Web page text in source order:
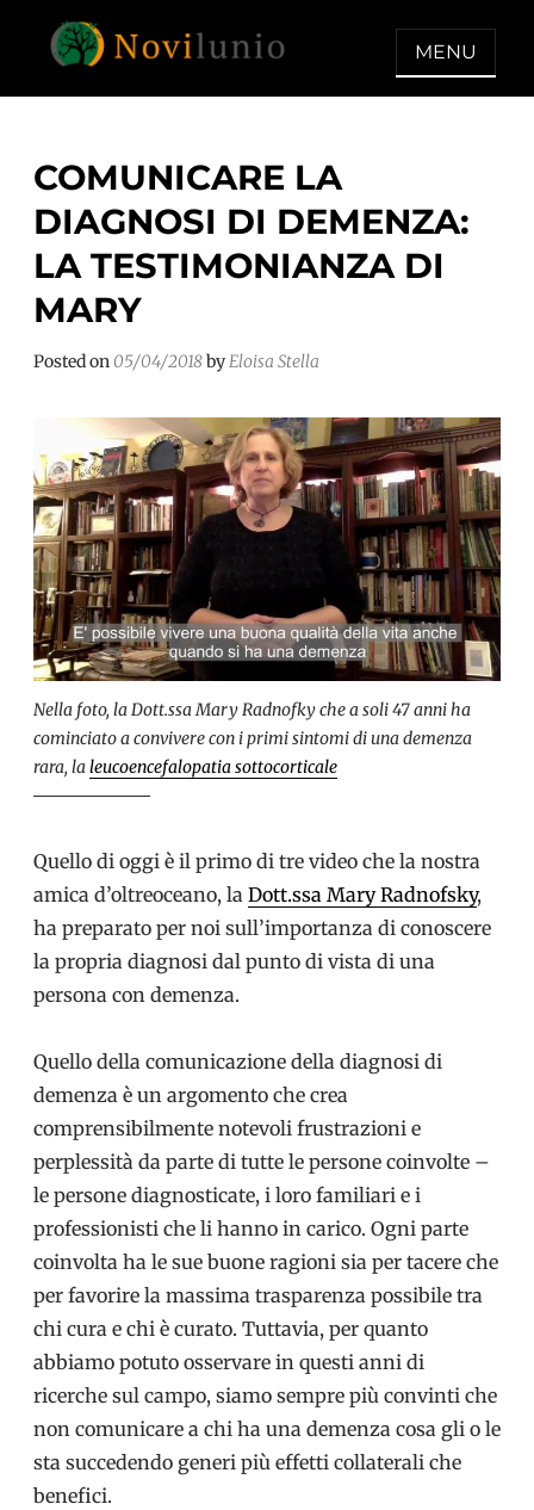
NOVILUNIO
Un aiuto con concreto dopo la
MENU
COMUNICARE LA
DIAGNOSI DI DEMENZA:
LA TESTIMONIANZA DI
MARY
Posted on 05/04/2018byEloisa Stella
Nella foto, la Dott.ssa Mary Radnofky che a soli 47 anni ha
cominciato a convivere con i primi sintomi di una demenza
rara, laleucoencefalopatia sottocorticale
Quello di oggi è il primo di tre video che la nostra
amica d’oltreoceano, la Dott.ssa Mary Radnofsky,
ha preparato per noi sull’importanza di conoscere
la propria diagnosi dal punto di vista di una
persona con demenza.
Quello della comunicazione della diagnosi di
demenza è un argomento che crea
comprensibilmente notevoli frustrazioni e
perplessità da parte di tutte le persone coinvolte –
le persone diagnosticate, i loro familiari e i
professionisti che li hanno in carico. Ogni parte
coinvolta ha le sue buone ragioni sia per tacere che
per favorire la massima trasparenza possibile tra
chi cura e chi è curato. Tuttavia, per quanto
abbiamo potuto osservare in questi anni di
ricerche sul campo, siamo sempre più convinti che
non comunicare a chi ha una demenza cosa gli o le
sta succedendo generi più effetti collaterali che
benefici.